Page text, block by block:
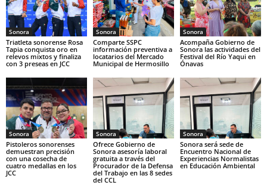
Sonora
Triatleta sonorense Rosa
Tapia conquista oro en
relevos mixtos y finaliza
con 3 preseas en JCC
Sonora
Comparte SSPC
información preventiva a
locatarios del Mercado
Municipal de Hermosillo
Sonora
Acompaña Gobierno de
Sonora las actividades del
Festival del Río Yaqui en
Ónavas
Sonora
Pistoleros sonorenses
demuestran precisión
con una cosecha de
cuatro medallas en los
JCC
Sonora
Ofrece Gobierno de
Sonora asesoría laboral
gratuita a través del
Procurador de la Defensa
del Trabajo en las 8 sedes
del CCL
Sonora
Sonora será sede de
Encuentro Nacional de
Experiencias Normalistas
en Educación Ambiental